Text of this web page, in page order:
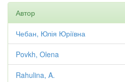
Автор
Чебан, Юлія Юріївна
Povkh, Olena
Rahulina, A.